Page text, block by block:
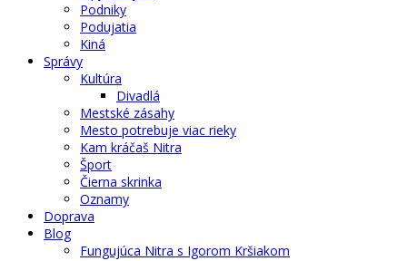
Podniky
Podujatia
Kiná
Správy
Kultúra
Divadlá
Mestské zásahy
Mesto potrebuje viac rieky
Kam kráčaš Nitra
Šport
Čierna skrinka
Oznamy
Doprava
Blog
Fungujúca Nitra s Igorom Kršiakom